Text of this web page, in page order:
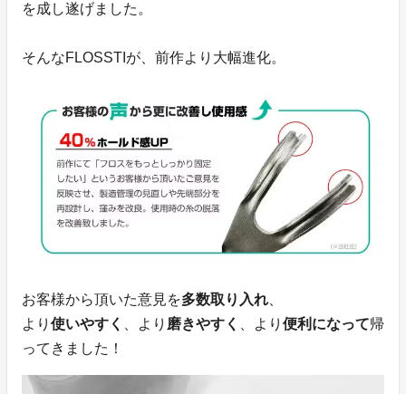
を成し遂げました。
そんなFLOSSTIが、前作より大幅進化。
お客様から頂いた意見を多数取り入れ
より 使いやすく 、より 磨きやすく 、より 便利になって帰
ってきました！